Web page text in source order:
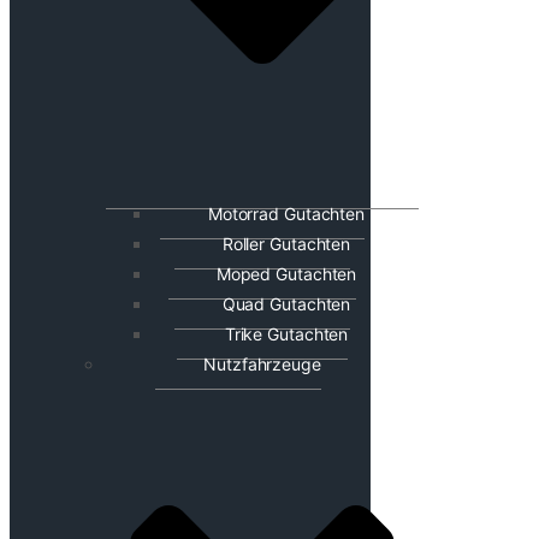
Motorrad Gutachten
Roller Gutachten
Moped Gutachten
Quad Gutachten
Trike Gutachten
Nutzfahrzeuge